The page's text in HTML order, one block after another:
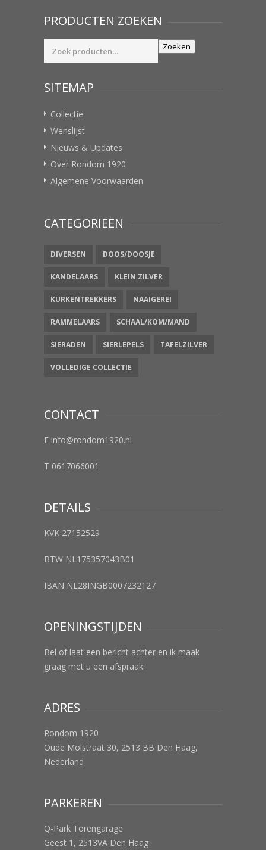
PRODUCTEN ZOEKEN
Zoeken
Zoeken
SITEMAP
Collectie
Wenslijst
Nieuws & Updates
Over Rondom 1920
Algemene Voorwaarden
CATEGORIEËN
DIVERSEN DOOS/DOOSJE
KANDELAARS KLEIN ZILVER
KURKENTREKKERS NAAIGEREI
RAMMELAARS SCHAAL/KOM/MAND
SIERADEN SIERLEPELS TAFELZILVER
VOLLEDIGE COLLECTIE
CONTACT
E info@rondom1920.nl
T 0617066001
DETAILS
KVK 27152529
BTW NL175357043B01
IBAN NL28INGB0007232127
OPENINGSTIJDEN
Bel of laat een bericht achter en ik maak
graag met u een afspraak.
ADRES
Rondom 1920
Oude Molstraat 30, 2513 BB Den Haag,
Nederland
PARKEREN
Q-Park Torengarage
Geest 1, 2513VA Den Haag